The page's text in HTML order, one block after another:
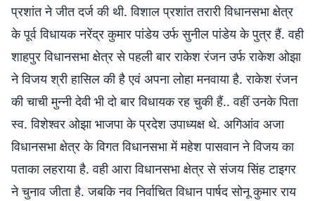
प्रशांत ने जीत दर्ज की थी. विशाल प्रशांत तरारी विधानसभा क्षेत्र
के पूर्व विधायक नरेंद्र कुमार पांडेय उर्फ सुनील पांडेय के पुत्र हैं. वही
शाहपुर विधानसभा क्षेत्र से पहली बार राकेश रंजन उर्फ राकेश ओझा
ने विजय श्री हासिल की है एवं अपना लोहा मनवाया है. राकेश रंजन
की चाची मुन्नी देवी भी दो बार विधायक रह चुकी हैं.. वहीं उनके पिता
स्व. विशेश्वर ओझा भाजपा के प्रदेश उपाध्यक्ष थे. अगिआंव अजा
विधानसभा क्षेत्र के विगत विधानसभा में महेश पासवान ने विजय का
पताका लहराया है. वही आरा विधानसभा क्षेत्र से संजय सिंह टाइगर
ने चुनाव जीता है. जबकि नव निर्वाचित विधान पार्षद सोनू कुमार राय